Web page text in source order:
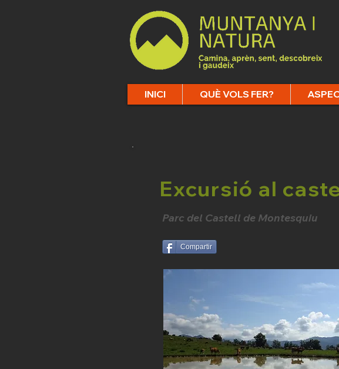
INICI QUÈ VOLS FER?
Excursió al
Parc del Castell de Montesquiu
Compartir